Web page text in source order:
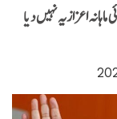
اعزازیہ نہیں دیا